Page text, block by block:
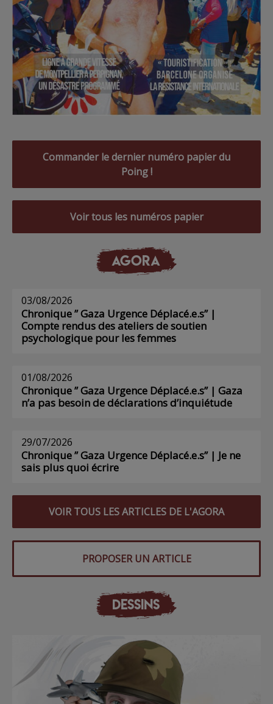
Commander le dernier numéro papier du
Poing !
Voir tous les numéros papier
AGORA
03/08/2026
Chronique ” Gaza Urgence Déplacé.e.s” |
Compte rendus des ateliers de soutien
psychologique pour les femmes
01/08/2026
Chronique ” Gaza Urgence Déplacé.e.s” | Gaza
n’a pas besoin de déclarations d’inquiétude
29/07/2026
Chronique ” Gaza Urgence Déplacé.e.s” | Je ne
sais plus quoi écrire
VOIR TOUS LES ARTICLES DE L'AGORA
PROPOSER UN ARTICLE
DESSINS